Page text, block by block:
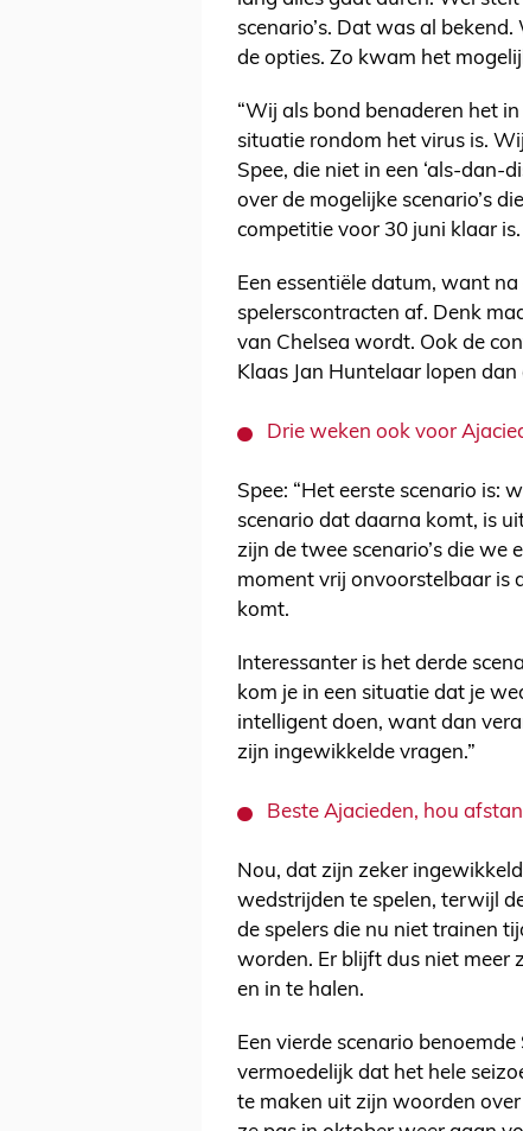
scenario’s. Dat was al
de opties. Zo kwam het
“Wij als bond benaderen het
situatie rondom het virus is.
Spee, die niet in een ‘als-dan-
over de mogelijke scenario’s
competitie voor 30 juni klaar is.
Een essentiële datum, want
spelerscontracten af. Denk
van Chelsea wordt. Ook de
Klaas Jan Huntelaar lopen dan
Drie weken ook voor
Spee: “Het eerste scenario is:
scenario dat daarna komt, is
zijn de twee scenario’s die
moment vrij onvoorstelbaar is
komt.
Interessanter is het derde
kom je in een situatie dat je
intelligent doen, want dan
zijn ingewikkelde vragen.”
Beste Ajacieden, hou
Nou, dat zijn zeker
wedstrijden te spelen, terwijl
de spelers die nu niet trainen
worden. Er blijft dus niet meer
en in te halen.
Een vierde scenario
vermoedelijk dat het hele
te maken uit zijn woorden